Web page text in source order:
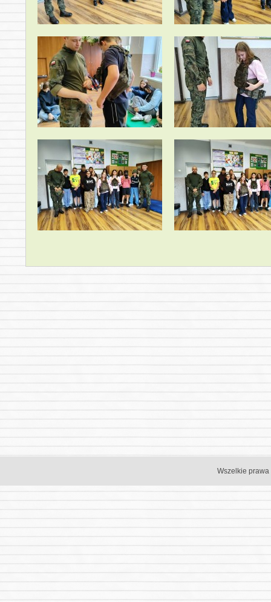
Wszelkie prawa